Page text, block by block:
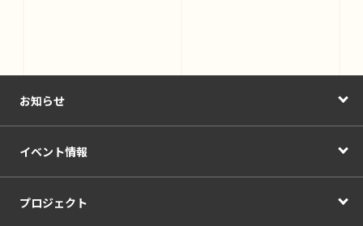
お知らせ
イベント情報
プロジェクト